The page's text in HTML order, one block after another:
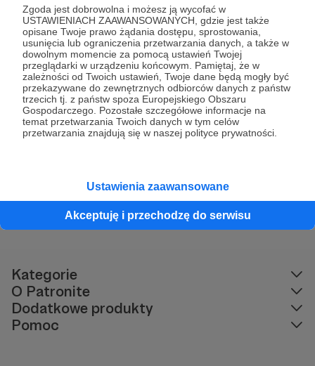
Zgoda jest dobrowolna i możesz ją wycofać w
USTAWIENIACH ZAAWANSOWANYCH, gdzie jest także
opisane Twoje prawo żądania dostępu, sprostowania,
usunięcia lub ograniczenia przetwarzania danych, a także w
dowolnym momencie za pomocą ustawień Twojej
przeglądarki w urządzeniu końcowym. Pamiętaj, że w
zależności od Twoich ustawień, Twoje dane będą mogły być
przekazywane do zewnętrznych odbiorców danych z państw
trzecich tj. z państw spoza Europejskiego Obszaru
Gospodarczego. Pozostałe szczegółowe informacje na
temat przetwarzania Twoich danych w tym celów
przetwarzania znajdują się w naszej polityce prywatności.
Ustawienia zaawansowane
Akceptuję i przechodzę do serwisu
Jak działają zbiórki jednorazowe?
Jak stworzyć zbiórkę jednorazową?
Jak dodać szablon mailowy dla zbiórki
jednorazowej?
jednorazowych?
Gdzie znajdę listę wpłat na zbiórkę
jednorazową?
Nie znalazłeś odpowiedzi na
Napisz do nas
Kategorie
O Patronite
Dodatkowe produkty
Pomoc